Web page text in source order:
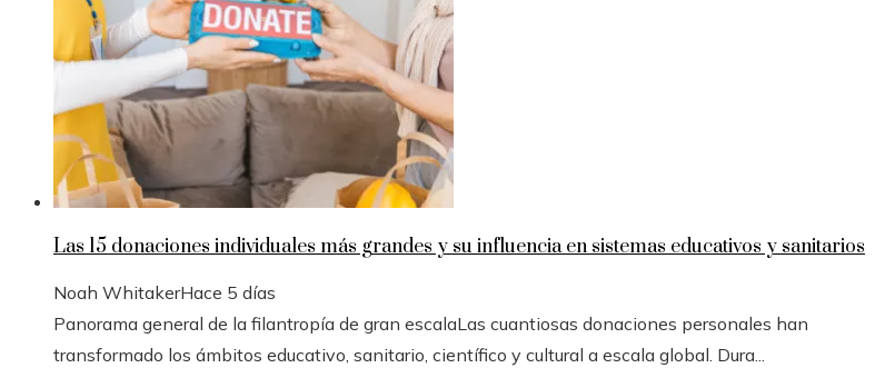
Las 15 donaciones individuales más grandes y su influencia en sistemas educativos y sanitarios
Noah WhitakerHace 5 días
Panorama general de la filantropía de gran escalaLas cuantiosas donaciones personales han
transformado los ámbitos educativo, sanitario, científico y cultural a escala global. Dura...